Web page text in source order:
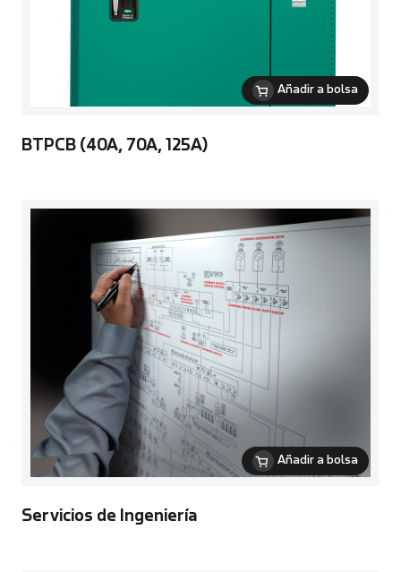
Añadir a bolsa
BTPCB (40A, 70A, 125A)
Añadir a bolsa
Servicios de Ingeniería